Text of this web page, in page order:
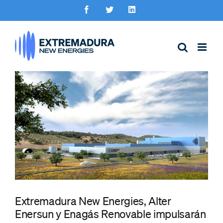
al
contenido
FacebookTwitterLinkedIn
Ver
imagen
más
grande
Extremadura New Energies, Alter
Enersun y Enagás Renovable impulsarán